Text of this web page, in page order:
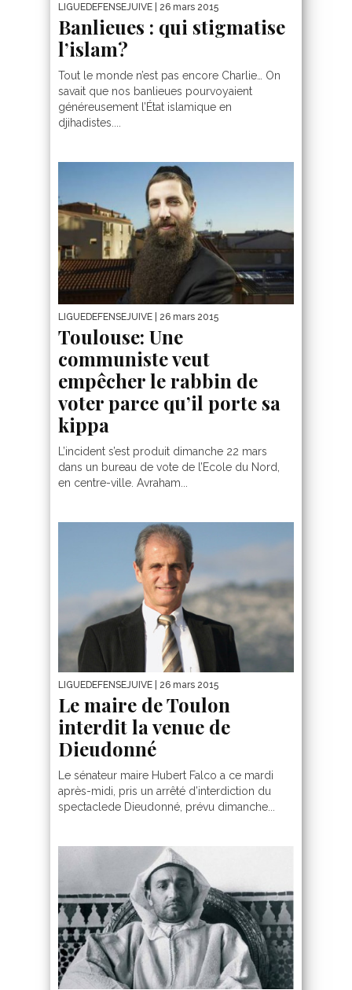
LIGUEDEFENSEJUIVE | 26 mars 2015
Banlieues : qui stigmatise
l’islam?
Tout le monde n’est pas encore Charlie… On
savait que nos banlieues pourvoyaient
généreusement l’État islamique en
djihadistes....
LIGUEDEFENSEJUIVE | 26 mars 2015
Toulouse: Une
communiste veut
empêcher le rabbin de
voter parce qu’il porte sa
kippa
L’incident s’est produit dimanche 22 mars
dans un bureau de vote de l’Ecole du Nord,
en centre-ville. Avraham...
LIGUEDEFENSEJUIVE | 26 mars 2015
Le maire de Toulon
interdit la venue de
Dieudonné
Le sénateur maire Hubert Falco a ce mardi
après-midi, pris un arrêté d’interdiction du
spectaclede Dieudonné, prévu dimanche...